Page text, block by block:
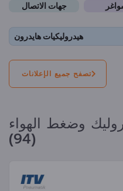
جهات الاتصال
هيدروليكيات هايدرون
تصفح جميع الإعلانات
وضغط الهواء
(94)